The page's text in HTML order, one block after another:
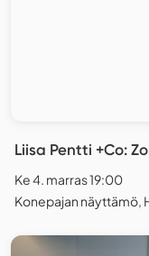
Liisa Pentti +Co:
Ke 4. marras 19:00
Konepajan näyttämö,